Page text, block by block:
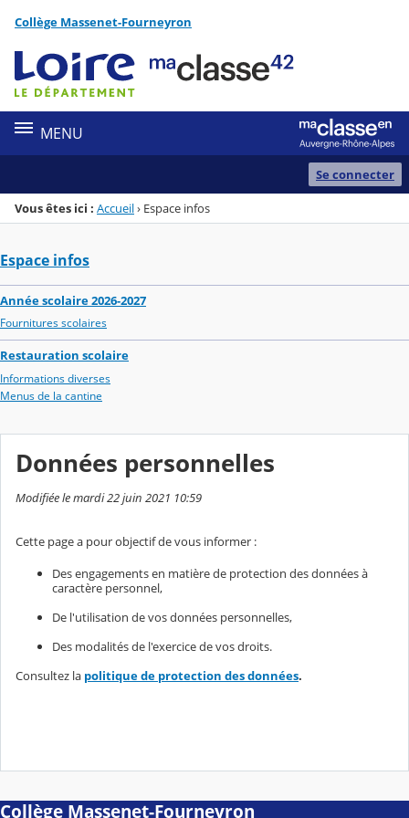
Menu de la rubrique
Contenu
Collège Massenet-Fourneyron
MENU
Se connecter
Vous êtes ici : Accueil› Espace infos
Espace infos
Année scolaire 2026-2027
Fournitures scolaires
Restauration scolaire
Informations diverses
Menus de la cantine
Données personnelles
Modifiée le mardi 22 juin 2021 10:59
Cette page a pour objectif de vous informer :
Des engagements en matière de protection des données à
caractère personnel,
De l'utilisation de vos données personnelles,
Des modalités de l'exercice de vos droits.
Consultez la politique de protection des données.
Collège Massenet-Fourneyron